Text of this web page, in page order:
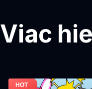
Viac